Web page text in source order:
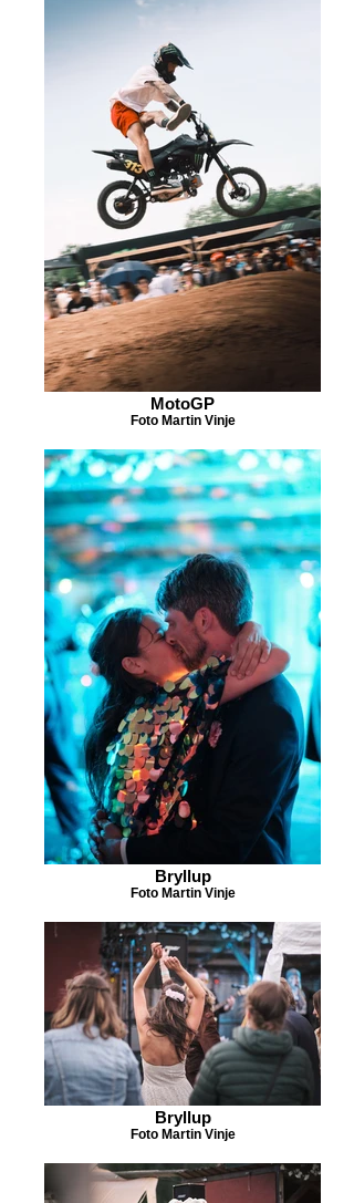
MotoGP
Foto Martin Vinje
Bryllup
Foto Martin Vinje
Bryllup
Foto Martin Vinje